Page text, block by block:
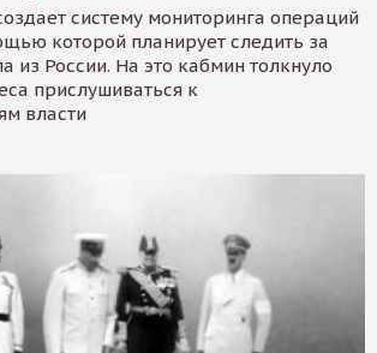
систему мониторинга операций
которой планирует следить за
из России. На это кабмин толкнуло
прислушиваться к
власти